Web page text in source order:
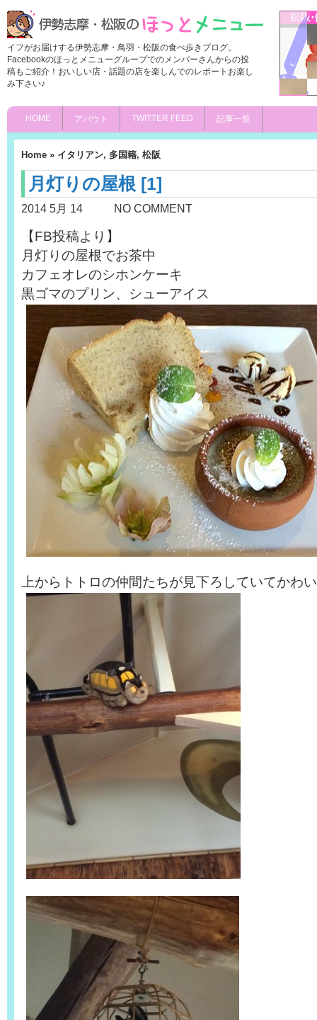
イフがお届けする伊勢志摩・鳥羽・松阪の食べ歩きブログ。
Facebookのほっとメニューグループでのメンバーさんからの投
稿もご紹介！おいしい店・話題の店を楽しんでのレポートお楽し
み下さい♪
HOME アバウト TWITTER FEED 記事一覧
Home » イタリアン, 多国籍, 松阪
月灯りの屋根 [1]
2014 5月 14 NO COMMENT
【FB投稿より】
月灯りの屋根でお茶中
カフェオレのシホンケーキ
黒ゴマのプリン、シューアイス
上からトトロの仲間たちが見下ろしていてかわ